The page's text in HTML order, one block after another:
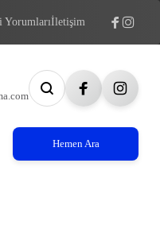
Yorumlarıİletişim
Hemen Ara